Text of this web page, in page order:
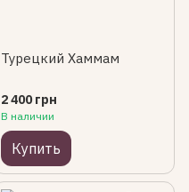
Турецкий Хаммам
2 400 грн
В наличии
Купить